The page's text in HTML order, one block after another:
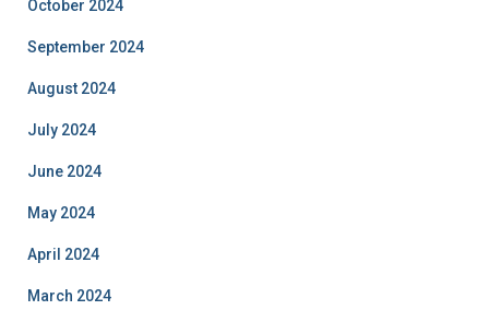
October 2024
September 2024
August 2024
July 2024
June 2024
May 2024
April 2024
March 2024